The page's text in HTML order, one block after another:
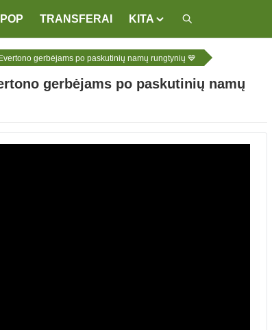
POP TRANSFERAI KITA
gerbėjams po paskutinių namų rungtynių 💙
gerbėjams po paskutinių namų